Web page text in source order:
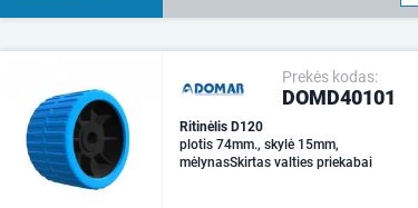
Prekės kodas:
DOMD40101
Ritinėlis D120
plotis 74mm., skylė 15mm,
mėlynasSkirtas valties priekabai